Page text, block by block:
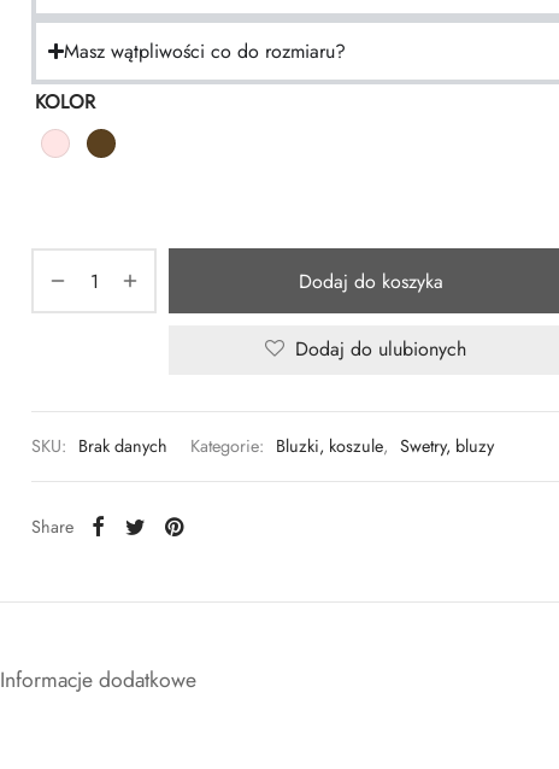
Masz wątpliwości co do rozmiaru?
KOLOR
Dodaj do koszyka
Dodaj do ulubionych
SKU: Brak danych Kategorie: Bluzki, koszule, Swetry, bluzy
Share
Informacje dodatkowe